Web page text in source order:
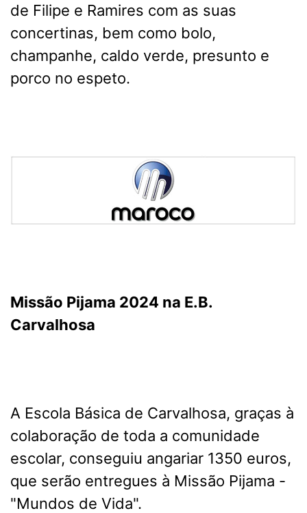
de Filipe e Ramires com as suas
concertinas, bem como bolo,
champanhe, caldo verde, presunto e
porco no espeto.
Missão Pijama 2024 na E.B.
Carvalhosa
A Escola Básica de Carvalhosa, graças à
colaboração de toda a comunidade
escolar, conseguiu angariar 1350 euros,
que serão entregues à Missão Pijama -
"Mundos de Vida".